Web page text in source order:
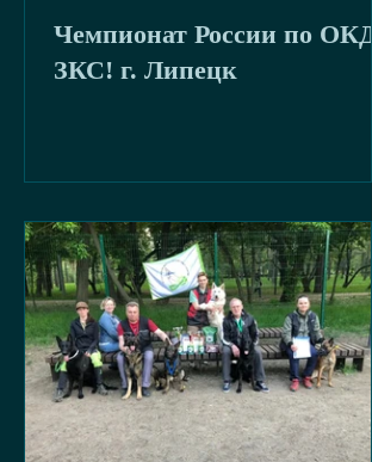
буря 2020
Чемпионат России по ОКД-
ЗКС! г. Липецк